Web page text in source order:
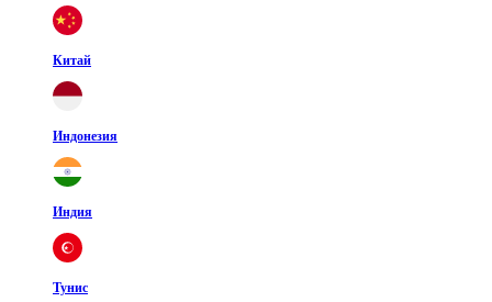
Китай
Индонезия
Индия
Тунис